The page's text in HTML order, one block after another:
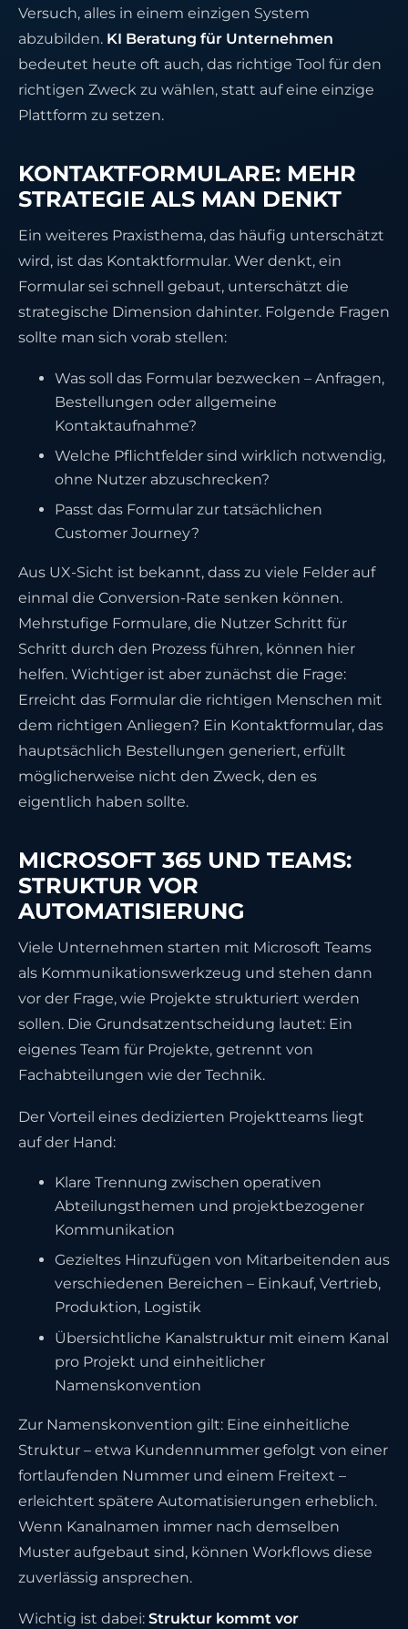
Versuch, alles in einem einzigen System
abzubilden. KI Beratung für Unternehmen
bedeutet heute oft auch, das richtige Tool für den
richtigen Zweck zu wählen, statt auf eine einzige
Plattform zu setzen.
KONTAKTFORMULARE: MEHR
STRATEGIE ALS MAN DENKT
Ein weiteres Praxisthema, das häufig unterschätzt
wird, ist das Kontaktformular. Wer denkt, ein
Formular sei schnell gebaut, unterschätzt die
strategische Dimension dahinter. Folgende Fragen
sollte man sich vorab stellen:
Was soll das Formular bezwecken – Anfragen,
Bestellungen oder allgemeine
Kontaktaufnahme?
Welche Pflichtfelder sind wirklich notwendig,
ohne Nutzer abzuschrecken?
Passt das Formular zur tatsächlichen
Customer Journey?
Aus UX-Sicht ist bekannt, dass zu viele Felder auf
einmal die Conversion-Rate senken können.
Mehrstufige Formulare, die Nutzer Schritt für
Schritt durch den Prozess führen, können hier
helfen. Wichtiger ist aber zunächst die Frage:
Erreicht das Formular die richtigen Menschen mit
dem richtigen Anliegen? Ein Kontaktformular, das
hauptsächlich Bestellungen generiert, erfüllt
möglicherweise nicht den Zweck, den es
eigentlich haben sollte.
MICROSOFT 365 UND TEAMS:
STRUKTUR VOR
AUTOMATISIERUNG
Viele Unternehmen starten mit Microsoft Teams
als Kommunikationswerkzeug und stehen dann
vor der Frage, wie Projekte strukturiert werden
sollen. Die Grundsatzentscheidung lautet: Ein
eigenes Team für Projekte, getrennt von
Fachabteilungen wie der Technik.
Der Vorteil eines dedizierten Projektteams liegt
auf der Hand:
Klare Trennung zwischen operativen
Abteilungsthemen und projektbezogener
Kommunikation
Gezieltes Hinzufügen von Mitarbeitenden aus
verschiedenen Bereichen – Einkauf, Vertrieb,
Produktion, Logistik
Übersichtliche Kanalstruktur mit einem Kanal
pro Projekt und einheitlicher
Namenskonvention
Zur Namenskonvention gilt: Eine einheitliche
Struktur – etwa Kundennummer gefolgt von einer
fortlaufenden Nummer und einem Freitext –
erleichtert spätere Automatisierungen erheblich.
Wenn Kanalnamen immer nach demselben
Muster aufgebaut sind, können Workflows diese
zuverlässig ansprechen.
Wichtig ist dabei: Struktur kommt vor